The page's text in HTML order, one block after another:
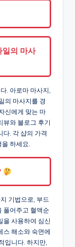
일의 마사
. 아로마 마사지,
의 마사지를 경
신에게 맞는 마
뷰와 블로그 후기
다. 각 샵의 가격
하세요.
기법으로, 부드
풀어주고 혈액순
을 사용하여 심신
스 해소와 숙면에
입니다. 하지만,